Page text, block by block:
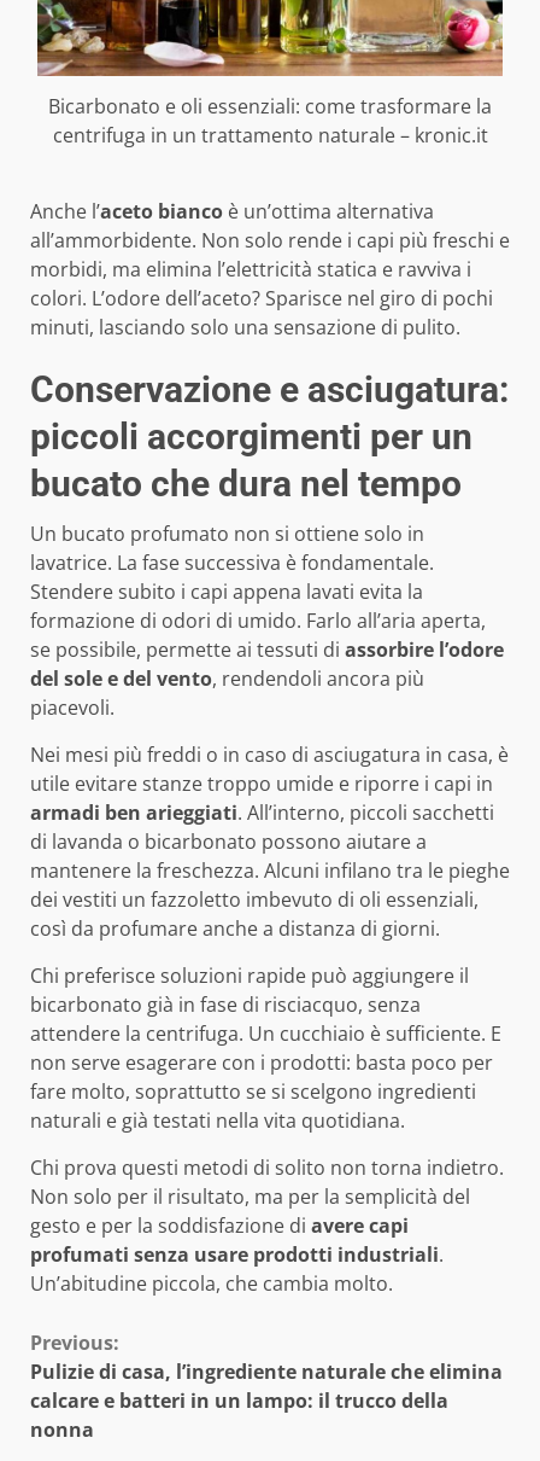
Bicarbonato e oli essenziali: come trasformare la
centrifuga in un trattamento naturale – kronic.it
Anche l’aceto bianco è un’ottima alternativa
all’ammorbidente. Non solo rende i capi più freschi e
morbidi, ma elimina l’elettricità statica e ravviva i
colori. L’odore dell’aceto? Sparisce nel giro di pochi
minuti, lasciando solo una sensazione di pulito.
Conservazione e asciugatura:
piccoli accorgimenti per un
bucato che dura nel tempo
Un bucato profumato non si ottiene solo in
lavatrice. La fase successiva è fondamentale.
Stendere subito i capi appena lavati evita la
formazione di odori di umido. Farlo all’aria aperta,
se possibile, permette ai tessuti di assorbire l’odore
del sole e del vento, rendendoli ancora più
piacevoli.
Nei mesi più freddi o in caso di asciugatura in casa, è
utile evitare stanze troppo umide e riporre i capi in
armadi ben arieggiati. All’interno, piccoli sacchetti
di lavanda o bicarbonato possono aiutare a
mantenere la freschezza. Alcuni infilano tra le pieghe
dei vestiti un fazzoletto imbevuto di oli essenziali,
così da profumare anche a distanza di giorni.
Chi preferisce soluzioni rapide può aggiungere il
bicarbonato già in fase di risciacquo, senza
attendere la centrifuga. Un cucchiaio è sufficiente. E
non serve esagerare con i prodotti: basta poco per
fare molto, soprattutto se si scelgono ingredienti
naturali e già testati nella vita quotidiana.
Chi prova questi metodi di solito non torna indietro.
Non solo per il risultato, ma per la semplicità del
gesto e per la soddisfazione di avere capi
profumati senza usare prodotti industriali.
Un’abitudine piccola, che cambia molto.
Continue
Reading
Previous:
Pulizie di casa, l’ingrediente naturale che elimina
calcare e batteri in un lampo: il trucco della
nonna